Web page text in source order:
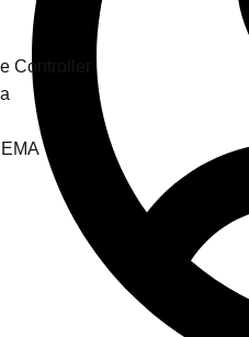
Controller